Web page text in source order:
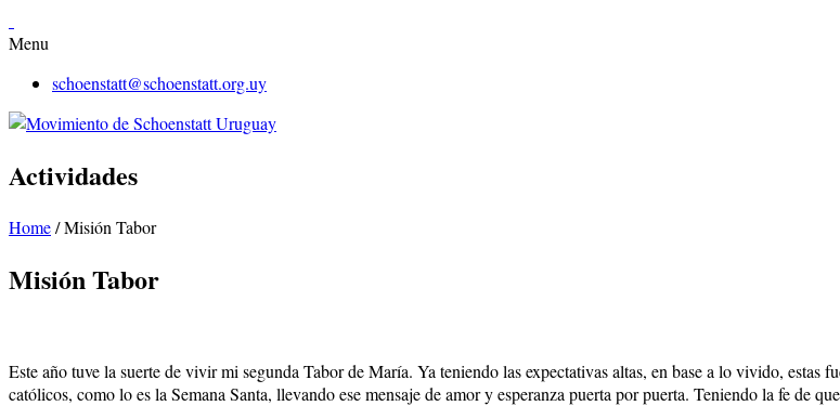
Menu
schoenstatt@schoenstatt.org.uy
Actividades
Home/Misión Tabor
Misión Tabor
Este año tuve la suerte de vivir mi segunda Tabor de María. Ya teniendo las expectativas altas, en base a lo vivido,
católicos, como lo es la Semana Santa, llevando ese mensaje de amor y esperanza puerta por puerta. Teniendo la fe de